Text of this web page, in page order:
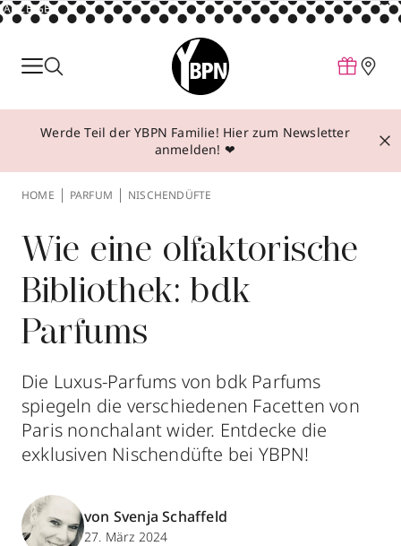
ANZEIGE
Parfum
Make-up
Behandlungen
Über YBPN
Aktionen
Storefinder
Werde Teil der YBPN Familie! Hier zum Newsletter
anmelden! ❤
HOME PARFUM NISCHENDÜFTE
Wie eine olfaktorische
Bibliothek: bdk
Parfums
Die Luxus-Parfums von bdk Parfums
spiegeln die verschiedenen Facetten von
Paris nonchalant wider. Entdecke die
exklusiven Nischendüfte bei YBPN!
von Svenja Schaffeld
27. März 2024